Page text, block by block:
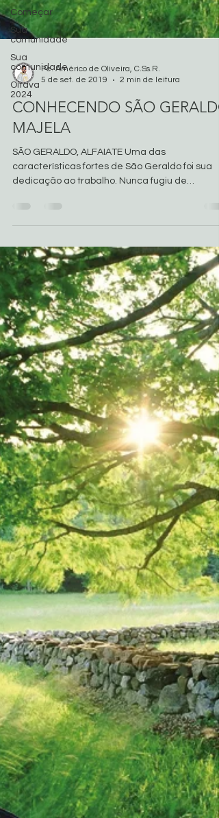
Começar
Sua
comunidade
Sua
comunidade
Oitava
2024
5 de set. de 2019
2 min de leitura
CONHECENDO SÃO
MAJELA
SÃO GERALDO, ALFAIATE Uma das